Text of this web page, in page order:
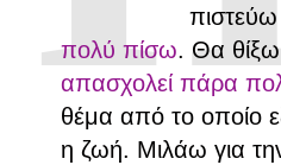
πιστεύω
πολύ πίσω. Θα
απασχολεί πάρα
θέμα από το οποίο
η ζωή. Μιλάω για